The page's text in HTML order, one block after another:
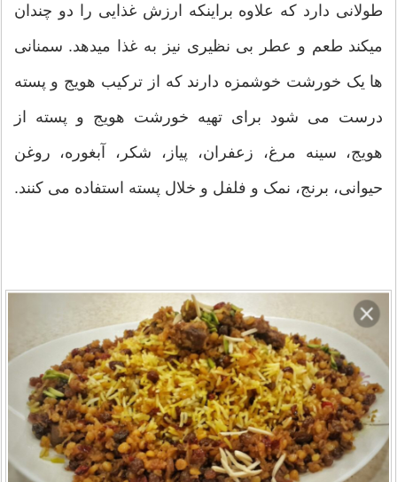
طولانی دارد که علاوه براینکه ارزش غذایی را دو چندان
میکند طعم و عطر بی نظیری نیز به غذا میدهد. سمنانی
ها یک خورشت خوشمزه دارند که از ترکیب هویج و پسته
درست می شود برای تهیه خورشت هویج و پسته از
هویج، سینه مرغ، زعفران، پیاز، شکر، آبغوره، روغن
حیوانی، برنج، نمک و فلفل و خلال پسته استفاده می کنند.